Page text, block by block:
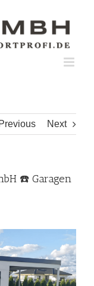
Previous Next
☎️ Garagen